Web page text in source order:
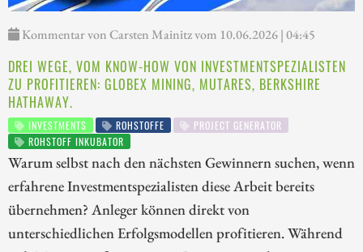
Kommentar von Carsten Mainitz vom 10.06.2026 | 04:45
DREI WEGE, VOM KNOW-HOW VON INVESTMENTSPEZIALISTEN
ZU PROFITIEREN: GLOBEX MINING, MUTARES, BERKSHIRE
HATHAWAY.
INVESTMENTS ROHSTOFFE
PROJECT GENERATOR
ROHSTOFF INKUBATOR
Warum selbst nach den nächsten Gewinnern suchen, wenn
erfahrene Investmentspezialisten diese Arbeit bereits
übernehmen? Anleger können direkt von
unterschiedlichen Erfolgsmodellen profitieren. Während